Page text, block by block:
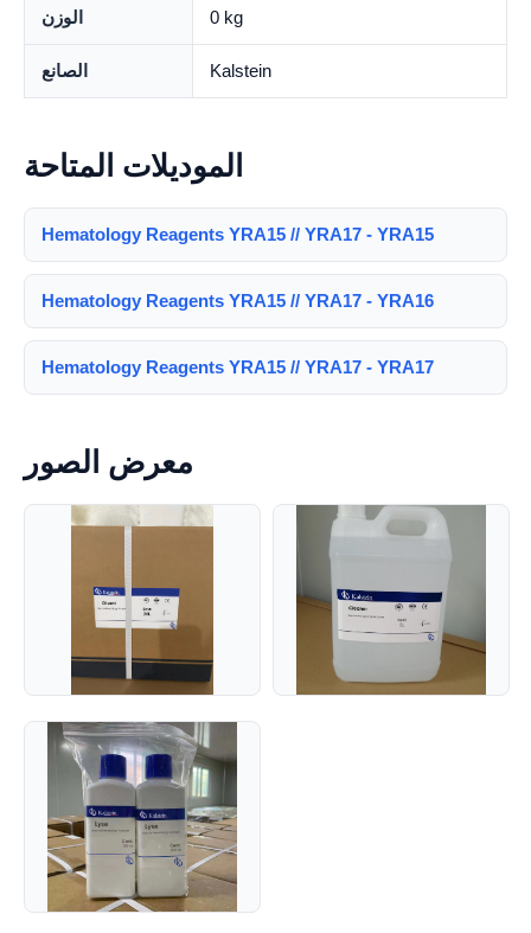
الوزن 0 kg
الصانع Kalstein
الموديلات المتاحة
Hematology Reagents YRA15 // YRA17 - YRA15
Hematology Reagents YRA15 // YRA17 - YRA16
Hematology Reagents YRA15 // YRA17 - YRA17
معرض الصور